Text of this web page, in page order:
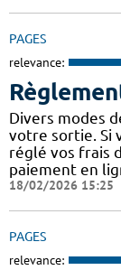
PAGES
relevance:
Divers modes
votre sortie. Si
réglé vos frais
paiement en
18/02/2026 15:25
PAGES
relevance: